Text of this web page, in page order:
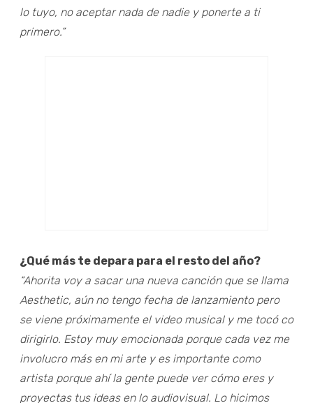
lo tuyo, no aceptar nada de nadie y ponerte a ti
primero.”
¿Qué más te depara para el resto del año?
“Ahorita voy a sacar una nueva canción que se llama
Aesthetic, aún no tengo fecha de lanzamiento pero
se viene próximamente el video musical y me tocó co
dirigirlo. Estoy muy emocionada porque cada vez me
involucro más en mi arte y es importante como
artista porque ahí la gente puede ver cómo eres y
proyectas tus ideas en lo audiovisual. Lo hicimos